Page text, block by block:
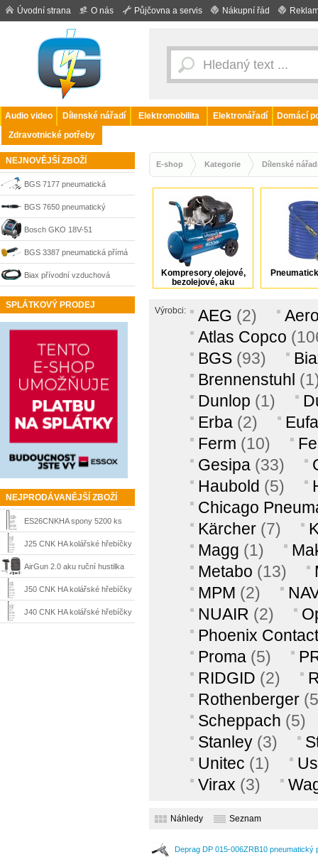
Úvodní strana O nás Půjčovna a servis Nákupní řád
Audio video Dílenské nářadí Elektromobilita Elektronářadí
Domácí
Zdravotnické potřeby
NEJNOVĚJŠÍ ZBOŽÍ
BGS 7177 pneumatická
ofukovací pistole s 5 nástavci
BGS 7650 pneumatický
ráčnový šroubovák 1/4“ 32,5
Nm
Bosch GKO 18V-51
Professional akumulátorový
kompresor 18 V, bez
BGS 3387 pneumatická přímá
bruska s lamelovým kotoučem
pro odstranění fólie
Biax přívodní vzduchová
hadice 001366577
SPLÁTKOVÝ PRODEJ
NEJPRODÁVANĚJŠÍ ZBOŽÍ
ES26CNKHA spony 5200 ks
Prebena
J25 CNK HA kolářské hřebíčky
5000 ks Prebena
AirGun 2.0 aku ruční hustilka
pro velo,bike,moto a sportovní
potřeby Airman
J50 CNK HA kolářské hřebíčky
4000 ks Prebena
J40 CNK HA kolářské hřebíčky
E-shop Kategorie Dílenské
Kompresory olejové,
bezolejové, aku
Výrobci: AEG (2)
Atlas Copco
BGS (93)
Brennenstuhl
Dunlop (1)
Erba (2)
Ferm (10)
Gesipa (33)
Haubold (5)
Chicago
Kärcher (7)
Magg (1)
Metabo (13)
MPM (2)
NUAIR (2)
Phoenix Contact
Proma (5)
RIDGID (2)
Rothenberger
Scheppach (5)
Stanley (3)
Unitec (1)
Virax (3)
Náhledy Seznam
Deprag DP 015-006ZRB10 pneumatický